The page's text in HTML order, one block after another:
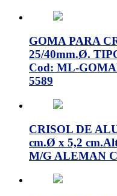
GOMA PARA
25/40mm.Ø.
Cod: ML-
5589
CRISOL DE
cm.Ø x 5,2
M/G ALEMAN